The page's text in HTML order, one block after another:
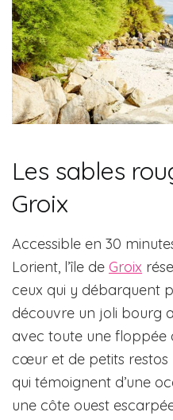
Les sables
Groix
Accessible en 30
Lorient, l’île de Groix
ceux qui y débarquent
découvre un joli bourg
avec toute une floppée
cœur et de petits restos
qui témoignent d’une
une côte ouest